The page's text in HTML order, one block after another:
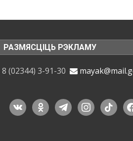
РАЗМЯСЦІЦЬ РЭКЛАМУ
8 (02344) 3-91-30
vkontakteodnoklassniki
telegraminstagram
tiktok